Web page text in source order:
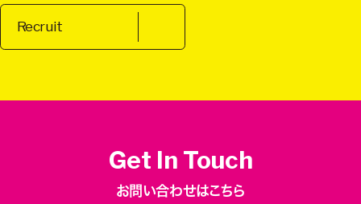
Recruit
Get In Touch
お問い合わせはこちら